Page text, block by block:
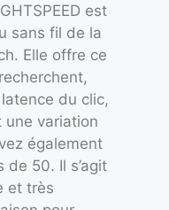
est
sans fil de la
Elle offre ce
du clic,
une variation
également
de 50. Il s’agit
et très